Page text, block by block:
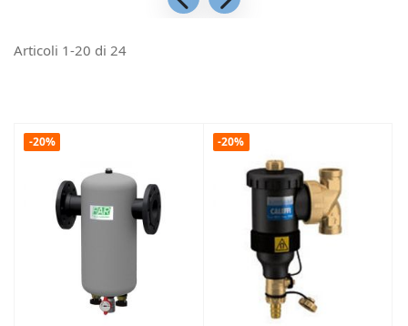
Articoli 1-20 di 24
-20% -20%